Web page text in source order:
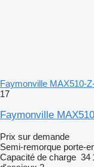
Faymonville MAX510-
17
Faymonville
Prix sur demande
Semi-remorque porte-
Capacité de charge 34